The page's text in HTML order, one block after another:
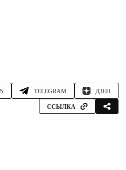
TELEGRAM ДЗЕН
ССЫЛКА